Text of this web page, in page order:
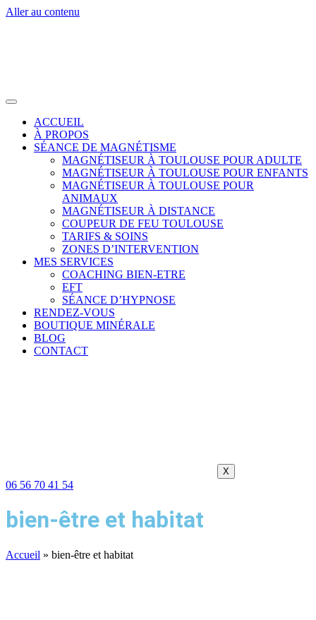
Aller au contenu
ACCUEIL
À PROPOS
SÉANCE DE MAGNÉTISME
MAGNÉTISEUR À TOULOUSE POUR ADULTE
MAGNÉTISEUR À TOULOUSE POUR ENFANTS
MAGNÉTISEUR À TOULOUSE POUR
ANIMAUX
MAGNÉTISEUR À DISTANCE
COUPEUR DE FEU TOULOUSE
TARIFS & SOINS
ZONES D’INTERVENTION
MES SERVICES
COACHING BIEN-ETRE
EFT
SÉANCE D’HYPNOSE
RENDEZ-VOUS
BOUTIQUE MINÉRALE
BLOG
CONTACT
X
06 56 70 41 54
bien-être et habitat
Accueil » bien-être et habitat